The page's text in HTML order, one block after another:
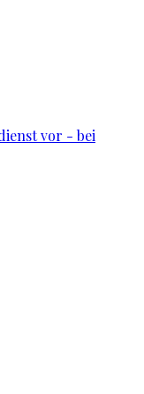
vor - bei